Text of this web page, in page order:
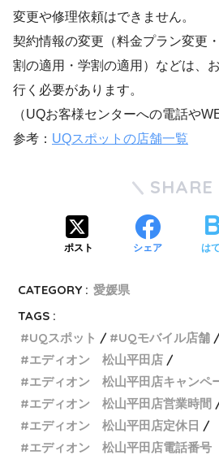
変更や修理依頼はできません。
契約情報の変更（料金プラン変更
割の適用・学割の適用）などは、
行く必要があります。
（UQお客様センターへの電話や
参考： UQスポットの店舗一覧
SHARE
ポスト シェア は
CATEGORY : 愛媛県
TAGS :
UQスポット
UQモバイル店舗
エディオン 松山平田店
エディオン 松山平田店キャンペ
エディオン 松山平田店営業時間
エディオン 松山平田店定休日
エディオン 松山平田店電話番号